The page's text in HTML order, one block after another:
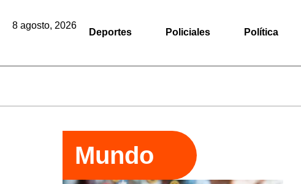
8 agosto, 2026
Deportes Policiales Política
Mundo